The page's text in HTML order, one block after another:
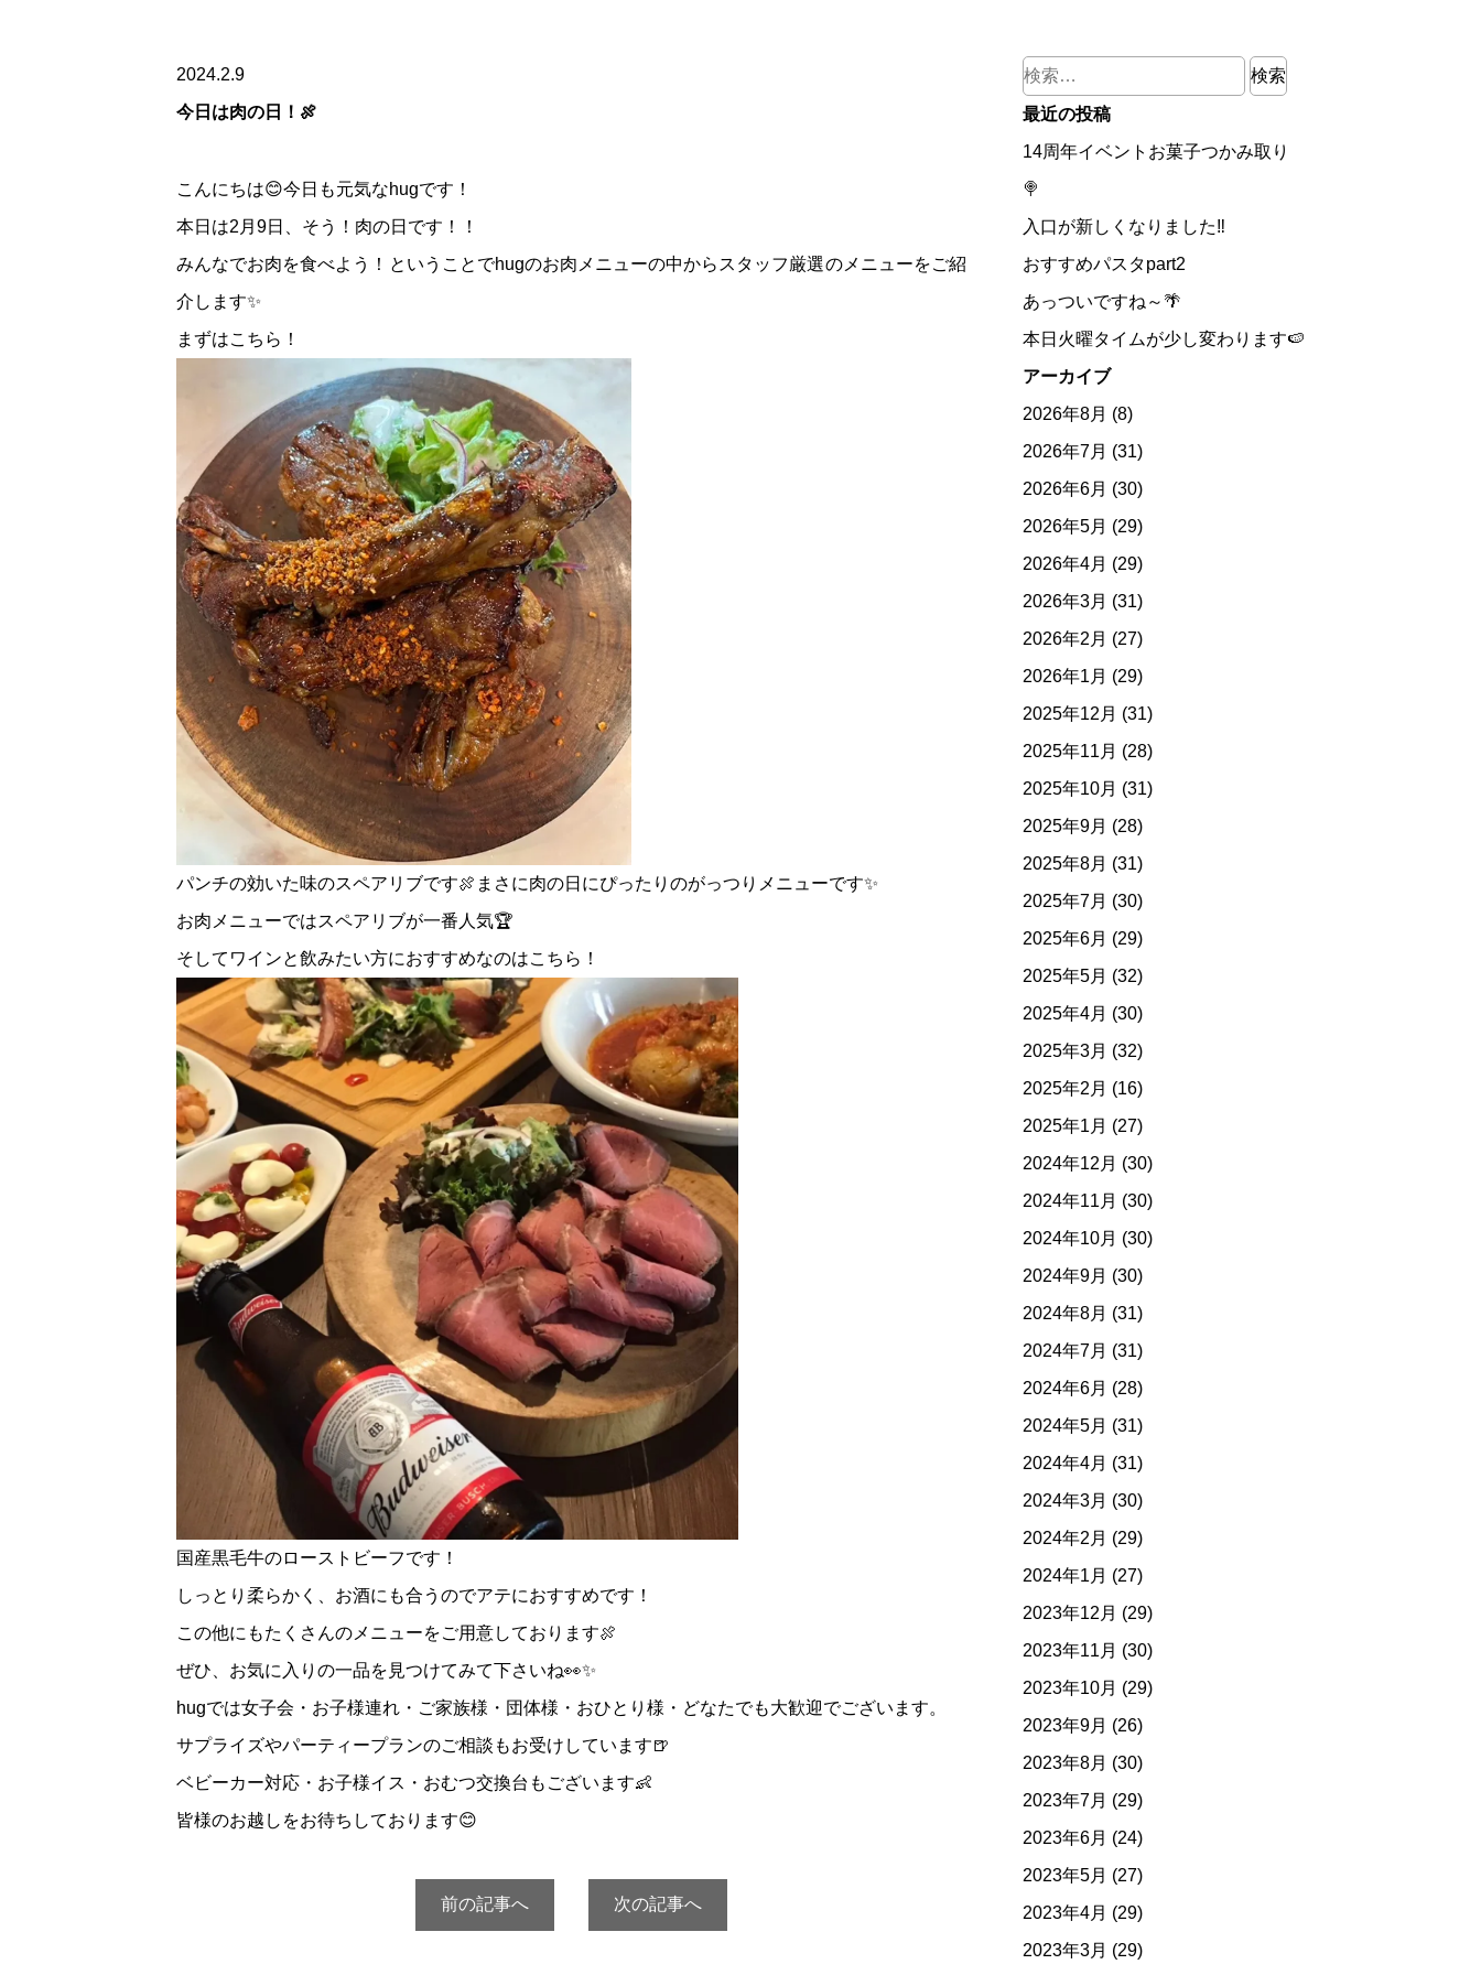
2024.2.9
今日は肉の日！🍖
こんにちは😊今日も元気なhugです！
本日は2月9日、そう！肉の日です！！
みんなでお肉を食べよう！ということでhugのお肉メニューの中からスタッフ厳選のメニューをご紹
介します✨
まずはこちら！
パンチの効いた味のスペアリブです🍖まさに肉の日にぴったりのがっつりメニューです✨
お肉メニューではスペアリブが一番人気🏆
そしてワインと飲みたい方におすすめなのはこちら！
国産黒毛牛のローストビーフです！
しっとり柔らかく、お酒にも合うのでアテにおすすめです！
この他にもたくさんのメニューをご用意しております🍖
ぜひ、お気に入りの一品を見つけてみて下さいね👀✨
hugでは女子会・お子様連れ・ご家族様・団体様・おひとり様・どなたでも大歓迎でございます。
サプライズやパーティープランのご相談もお受けしています🍺
ベビーカー対応・お子様イス・おむつ交換台もございます👶
皆様のお越しをお待ちしております😊
前の記事へ 次の記事へ
検
索:
最近の投稿
14周年イベントお菓子つかみ取り
🍭
入口が新しくなりました‼
おすすめパスタpart2
あっついですね～🌴
本日火曜タイムが少し変わります🍉
アーカイブ
2026年8月 (8)
2026年7月 (31)
2026年6月 (30)
2026年5月 (29)
2026年4月 (29)
2026年3月 (31)
2026年2月 (27)
2026年1月 (29)
2025年12月 (31)
2025年11月 (28)
2025年10月 (31)
2025年9月 (28)
2025年8月 (31)
2025年7月 (30)
2025年6月 (29)
2025年5月 (32)
2025年4月 (30)
2025年3月 (32)
2025年2月 (16)
2025年1月 (27)
2024年12月 (30)
2024年11月 (30)
2024年10月 (30)
2024年9月 (30)
2024年8月 (31)
2024年7月 (31)
2024年6月 (28)
2024年5月 (31)
2024年4月 (31)
2024年3月 (30)
2024年2月 (29)
2024年1月 (27)
2023年12月 (29)
2023年11月 (30)
2023年10月 (29)
2023年9月 (26)
2023年8月 (30)
2023年7月 (29)
2023年6月 (24)
2023年5月 (27)
2023年4月 (29)
2023年3月 (29)